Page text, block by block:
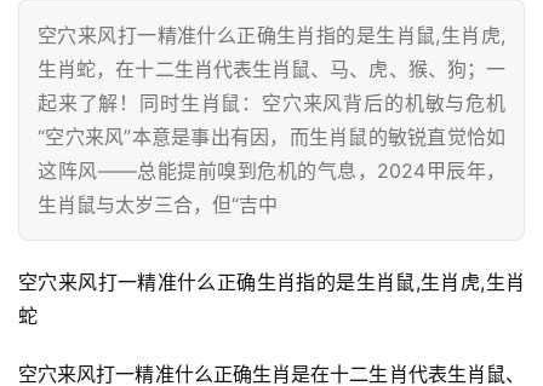
空穴来风打一精准什么正确生肖指的是生肖鼠,生肖虎,
生肖蛇，在十二生肖代表生肖鼠、马、虎、猴、狗；一
起来了解！同时生肖鼠：空穴来风背后的机敏与危机
“空穴来风”本意是事出有因，而生肖鼠的敏锐直觉恰如
这阵风——总能提前嗅到危机的气息，2024甲辰年，
生肖鼠与太岁三合，但“吉中
空穴来风打一精准什么正确生肖指的是生肖鼠,生肖虎,生肖
蛇
空穴来风打一精准什么正确生肖是在十二生肖代表生肖鼠、